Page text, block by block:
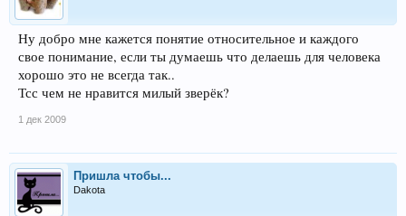
Ну добро мне кажется понятие относительное и каждого
свое понимание, если ты думаешь что делаешь для человека
хорошо это не всегда так..
Тсс чем не нравится милый зверёк?
1 дек 2009
Пришла чтобы...
Dakota